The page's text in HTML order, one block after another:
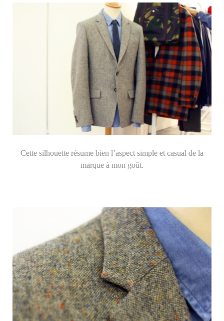
Cette silhouette résume bien l’aspect simple et casual de la
marque à mon goût.